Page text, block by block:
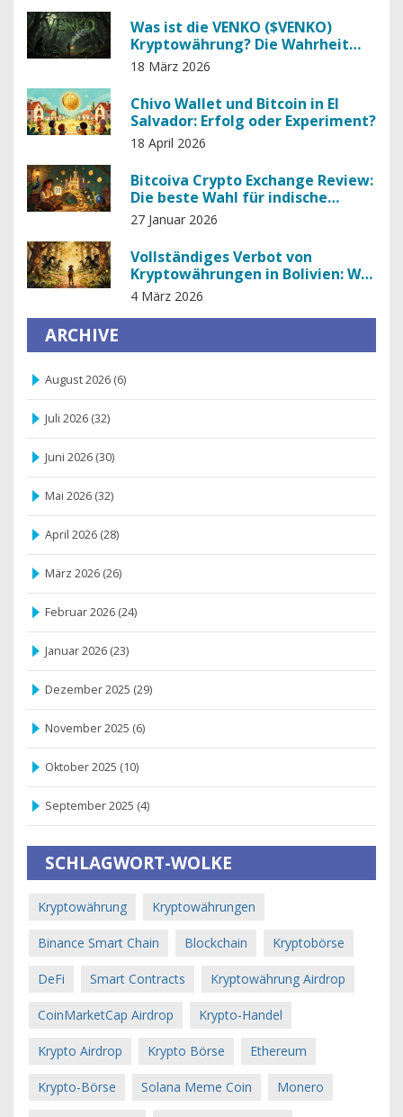
Was ist die VENKO ($VENKO)
Kryptowährung? Die Wahrheit
hinter einem Betrug
18 März 2026
Chivo Wallet und Bitcoin in El
Salvador: Erfolg oder Experiment?
18 April 2026
Bitcoiva Crypto Exchange Review:
Die beste Wahl für indische
Trader im Jahr 2026?
27 Januar 2026
Vollständiges Verbot von
Kryptowährungen in Bolivien: Wie
ein Land seine Politik komplett
4 März 2026
ARCHIVE
August 2026 (6)
Juli 2026 (32)
Juni 2026 (30)
Mai 2026 (32)
April 2026 (28)
März 2026 (26)
Februar 2026 (24)
Januar 2026 (23)
Dezember 2025 (29)
November 2025 (6)
Oktober 2025 (10)
September 2025 (4)
SCHLAGWORT-WOLKE
Kryptowährung Kryptowährungen
Binance Smart Chain Blockchain Kryptobörse
DeFi Smart Contracts Kryptowährung Airdrop
CoinMarketCap Airdrop Krypto-Handel
Krypto Airdrop Krypto Börse Ethereum
Krypto-Börse Solana Meme Coin Monero